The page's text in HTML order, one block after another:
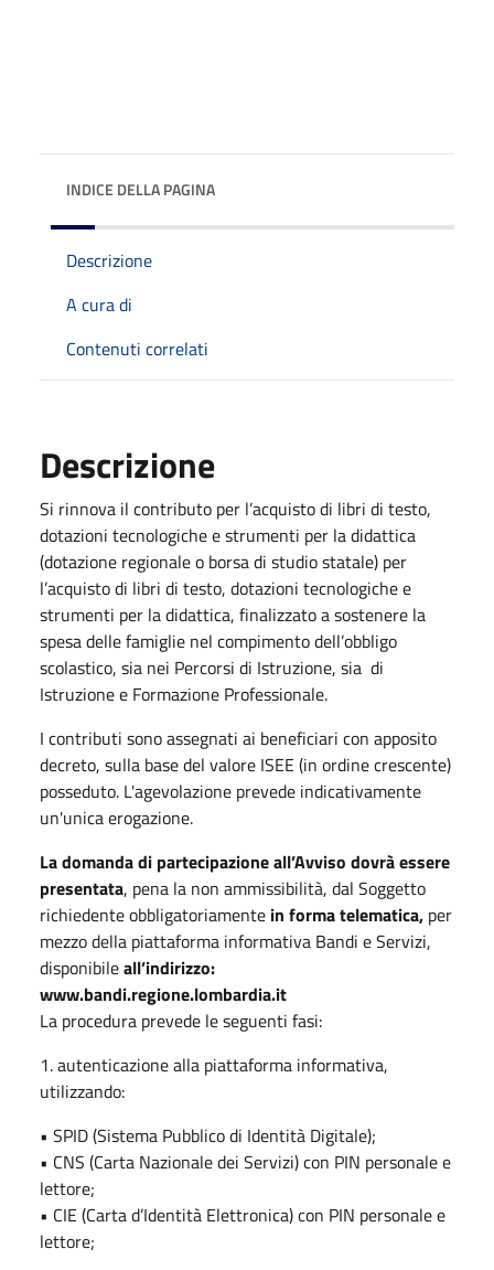
INDICE DELLA PAGINA
Descrizione
A cura di
Contenuti correlati
Descrizione
Si rinnova il contributo per l’acquisto di libri di testo,
dotazioni tecnologiche e strumenti per la didattica
(dotazione regionale o borsa di studio statale) per
l’acquisto di libri di testo, dotazioni tecnologiche e
strumenti per la didattica, finalizzato a sostenere la
spesa delle famiglie nel compimento dell’obbligo
scolastico, sia nei Percorsi di Istruzione, sia di
Istruzione e Formazione Professionale.
I contributi sono assegnati ai beneficiari con apposito
decreto, sulla base del valore ISEE (in ordine crescente)
posseduto. L'agevolazione prevede indicativamente
un'unica erogazione.
La domanda di partecipazione all’Avviso dovrà essere
presentata, pena la non ammissibilità, dal Soggetto
richiedente obbligatoriamente in forma telematica, per
mezzo della piattaforma informativa Bandi e Servizi,
disponibileall’indirizzo:
www.bandi.regione.lombardia.it
La procedura prevede le seguenti fasi:
1. autenticazione alla piattaforma informativa,
utilizzando:
• SPID (Sistema Pubblico di Identità Digitale);
• CNS (Carta Nazionale dei Servizi) con PIN personale e
lettore;
• CIE (Carta d’Identità Elettronica) con PIN personale e
lettore;